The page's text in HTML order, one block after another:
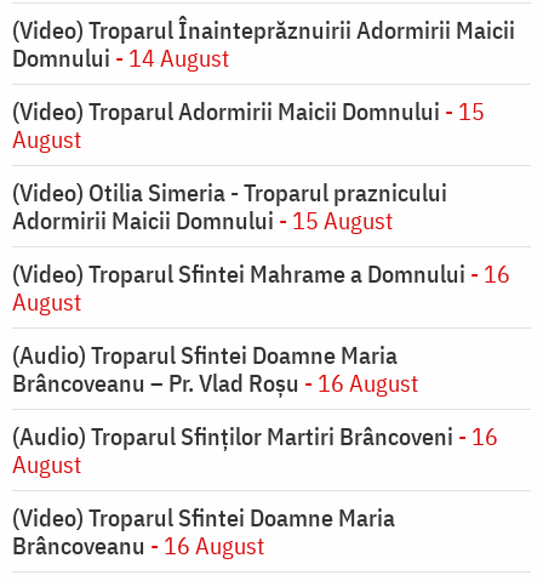
(Video) Troparul Înainteprăznuirii Adormirii Maicii
Domnului - 14 August
(Video) Troparul Adormirii Maicii Domnului - 15
August
(Video) Otilia Simeria - Troparul praznicului
Adormirii Maicii Domnului - 15 August
(Video) Troparul Sfintei Mahrame a Domnului - 16
August
(Audio) Troparul Sfintei Doamne Maria
Brâncoveanu – Pr. Vlad Roșu - 16 August
(Audio) Troparul Sfinților Martiri Brâncoveni - 16
August
(Video) Troparul Sfintei Doamne Maria
Brâncoveanu - 16 August